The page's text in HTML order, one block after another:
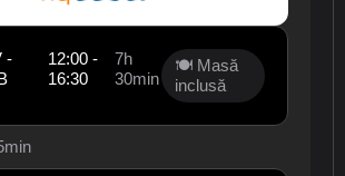
-
12:00 -
16:30
7h
30min
🍽 Masă
inclusă